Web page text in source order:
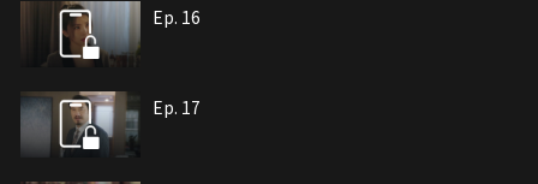
Ep. 16
Ep. 17